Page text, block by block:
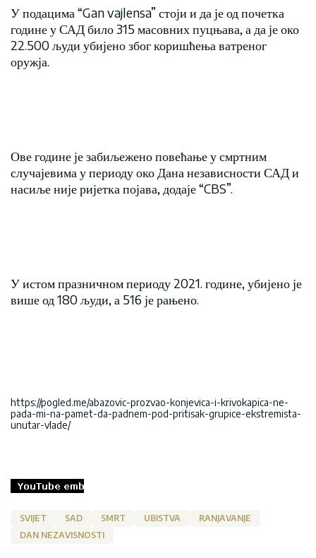
У подацима “Gan vajlensa” стоји и да је од почетка
године у САД било 315 масовних пуцњава, а да је око
22.500 људи убијено због коришћења ватреног
оружја.
Ове године је забиљежено повећање у смртним
случајевима у периоду око Дана независности САД и
насиље није ријетка појава, додаје “CBS”.
У истом празничном периоду 2021. године, убијено је
више од 180 људи, а 516 је рањено.
https://pogled.me/abazovic-prozvao-konjevica-i-krivokapica-ne-
pada-mi-na-pamet-da-padnem-pod-pritisak-grupice-ekstremista-
unutar-vlade/
SVIJET SAD SMRT UBISTVA
RANJAVANJE
DAN NEZAVISNOSTI